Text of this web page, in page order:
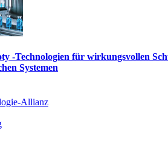
-Technologien für wirkungsvollen
Systemen
Allianz